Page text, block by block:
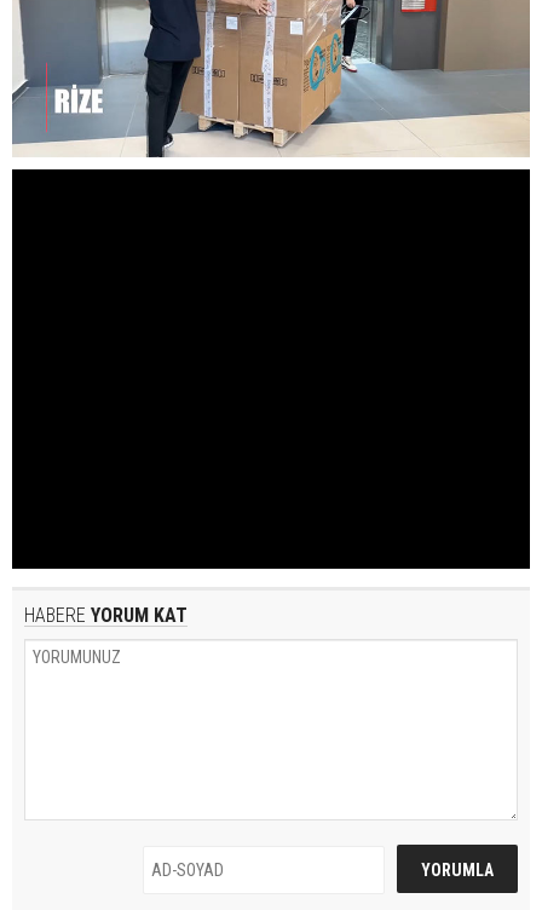
HABERE YORUM KAT